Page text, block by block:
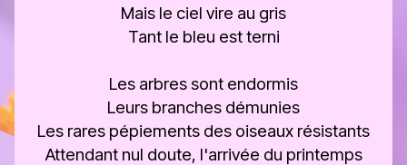
Mais le ciel vire au gris
Tant le bleu est terni
Les arbres sont endormis
Leurs branches démunies
Les rares pépiements des oiseaux résistants
Attendant nul doute, l'arrivée du printemps